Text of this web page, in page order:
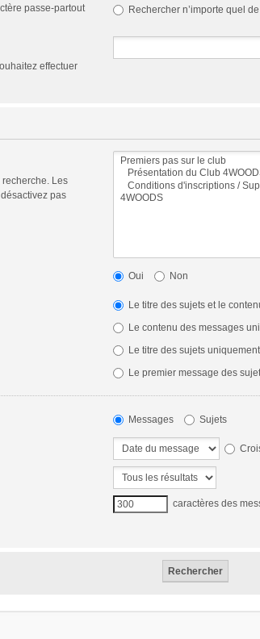
passe-partout
Rechercher n’importe quel
effectuer
Les
pas
Oui Non
Le titre des sujets et le
Le contenu des messages
Le titre des sujets uniquement
Le premier message des
Messages Sujets
caractères des